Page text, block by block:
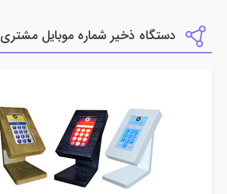
دستگاه ذخیر شماره موبایل مشتری